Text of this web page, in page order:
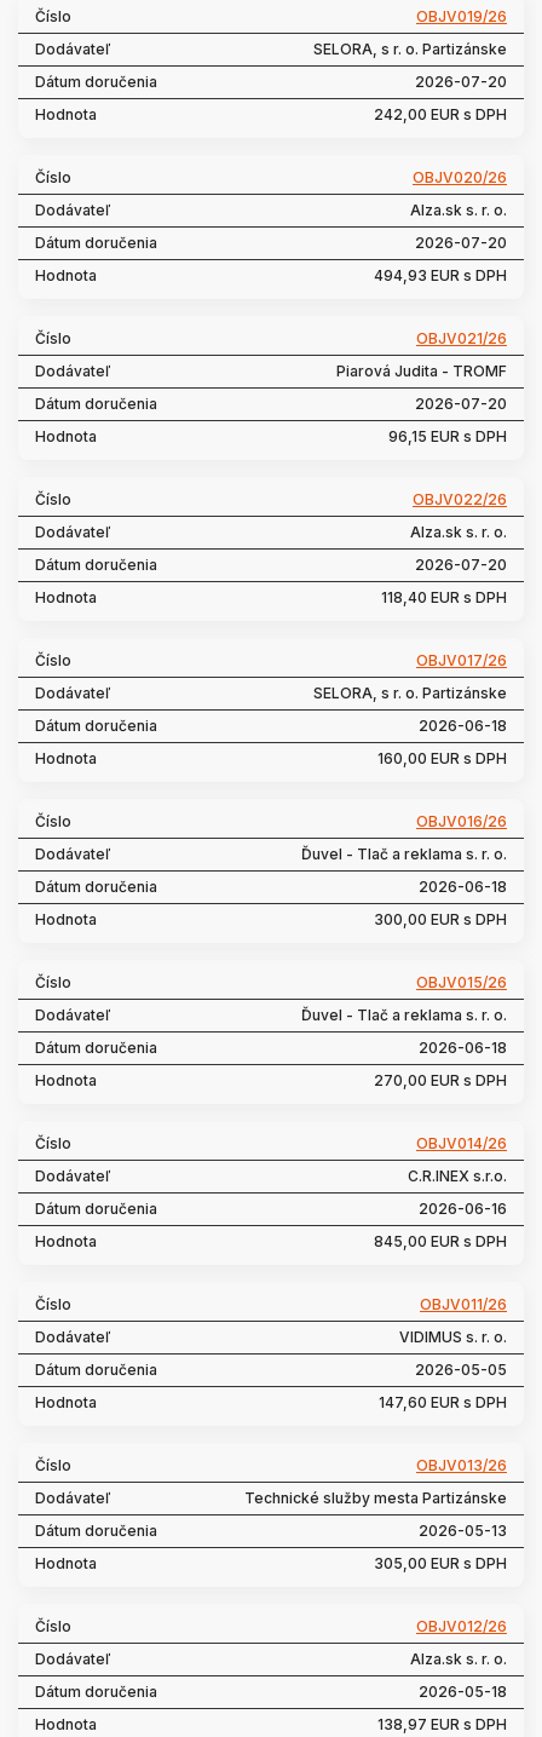
OBJV019/26
SELORA, s r. o. Partizánske
2026-07-20
242,00 EUR s DPH
OBJV020/26
Alza.sk s. r. o.
2026-07-20
494,93 EUR s DPH
OBJV021/26
Piarová Judita - TROMF
2026-07-20
96,15 EUR s DPH
OBJV022/26
Alza.sk s. r. o.
2026-07-20
118,40 EUR s DPH
OBJV017/26
SELORA, s r. o. Partizánske
2026-06-18
160,00 EUR s DPH
OBJV016/26
Ďuvel - Tlač a reklama s. r. o.
2026-06-18
300,00 EUR s DPH
OBJV015/26
Ďuvel - Tlač a reklama s. r. o.
2026-06-18
270,00 EUR s DPH
OBJV014/26
C.R.INEX s.r.o.
2026-06-16
845,00 EUR s DPH
OBJV011/26
VIDIMUS s. r. o.
2026-05-05
147,60 EUR s DPH
OBJV013/26
Technické služby mesta Partizánske
2026-05-13
305,00 EUR s DPH
OBJV012/26
Alza.sk s. r. o.
2026-05-18
138,97 EUR s DPH